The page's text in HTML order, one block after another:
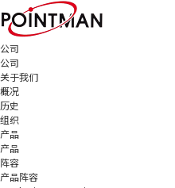
公司
公司
关于我们
概况
历史
组织
产品
产品
阵容
产品阵容